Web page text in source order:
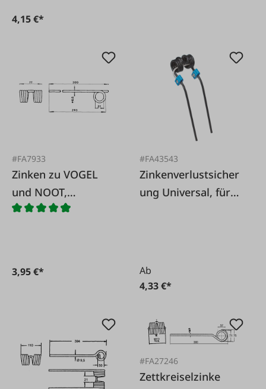
4,15 €*
#FA7933
Zinken zu VOGEL
und NOOT,
Nußmüller, Bucher
3,95 €*
#FA43543
Zinkenverlustsicher
ung Universal, für
Ab
4,33 €*
#FA27246
Zettkreiselzinke